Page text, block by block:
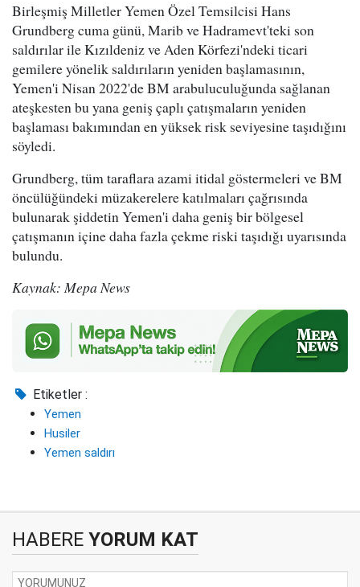
Birleşmiş Milletler Yemen Özel Temsilcisi Hans
Grundberg cuma günü, Marib ve Hadramevt'teki son
saldırılar ile Kızıldeniz ve Aden Körfezi'ndeki ticari
gemilere yönelik saldırıların yeniden başlamasının,
Yemen'i Nisan 2022'de BM arabuluculuğunda sağlanan
ateşkesten bu yana geniş çaplı çatışmaların yeniden
başlaması bakımından en yüksek risk seviyesine taşıdığını
söyledi.
Grundberg, tüm taraflara azami itidal göstermeleri ve BM
öncülüğündeki müzakerelere katılmaları çağrısında
bulunarak şiddetin Yemen'i daha geniş bir bölgesel
çatışmanın içine daha fazla çekme riski taşıdığı uyarısında
bulundu.
Kaynak: Mepa News
Etiketler :
Yemen
Husiler
Yemen saldırı
HABERE YORUM KAT